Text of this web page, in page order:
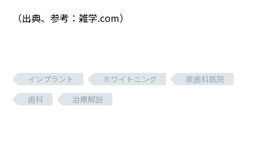
（出典、参考：雑学.com）
インプラント ホワイトニング
原歯科医院
歯科
治療解説